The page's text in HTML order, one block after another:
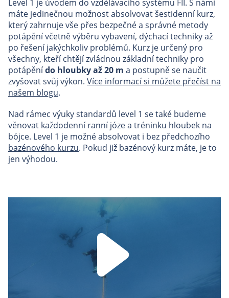
Level 1 je úvodem do vzdělávacího systému FII. S námi
máte jedinečnou možnost absolvovat šestidenní kurz,
který zahrnuje vše přes bezpečné a správné metody
potápění včetně výběru vybavení, dýchací techniky až
po řešení jakýchkoliv problémů. Kurz je určený pro
všechny, kteří chtějí zvládnou základní techniky pro
potápěnído hloubky až 20 m a postupně se naučit
zvyšovat svůj výkon. Více informací si můžete přečíst na
našem blogu.
Nad rámec výuky standardů level 1 se také budeme
věnovat každodenní ranní józe a tréninku hloubek na
bójce. Level 1 je možné absolvovat i bez předchozího
bazénového kurzu. Pokud již bazénový kurz máte, je to
jen výhodou.